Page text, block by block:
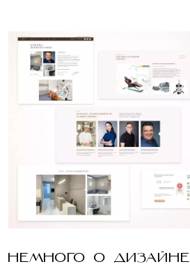
НЕМНОГО О ДИЗАЙНЕ